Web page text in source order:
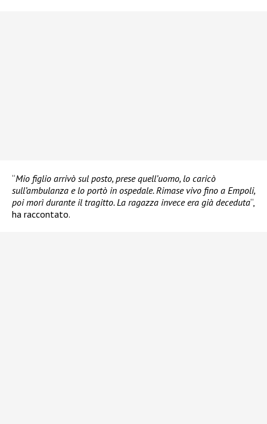
“Mio figlio arrivò sul posto, prese quell’uomo, lo caricò
sull’ambulanza e lo portò in ospedale. Rimase vivo fino a Empoli,
poi morì durante il tragitto. La ragazza invece era già deceduta“,
ha raccontato.